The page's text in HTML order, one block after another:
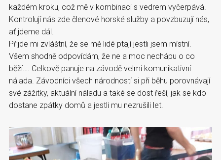
každém kroku, což mě v kombinaci s vedrem vyčerpává.
Kontrolují nás zde členové horské služby a povzbuzují nás,
ať jdeme dál.
Přijde mi zvláštní, že se mě lidé ptají jestli jsem místní.
Všem shodně odpovídám, že ne a moc nechápu o co
běží…. Celkově panuje na závodě velmi komunikativní
nálada. Závodníci všech národností si při běhu porovnávají
své zážitky, aktuální náladu a také se dost řeší, jak se kdo
dostane zpátky domů a jestli mu nezrušili let.